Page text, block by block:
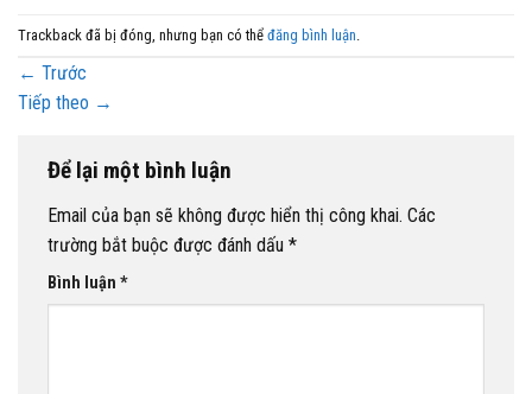
Trackback đã bị đóng, nhưng bạn có thể đăng bình luận
← Trước
Tiếp theo →
Để lại một bình luận
Email của bạn sẽ không được hiển thị công khai. Các
trường bắt buộc được đánh dấu *
Bình luận *